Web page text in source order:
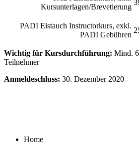
Kursunterlagen/Brevetierung
PADI Eistauch Instructorkurs, exkl.
PADI Gebühren
Wichtig für Kursdurchführung: Mind.
Teilnehmer
Anmeldeschluss: 30. Dezember 2020
Home